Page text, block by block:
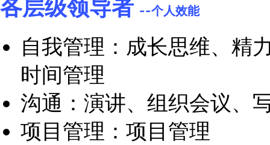
程和技能，并帮助学
各层级领导者 --领导力
团队管理：一对一沟
队